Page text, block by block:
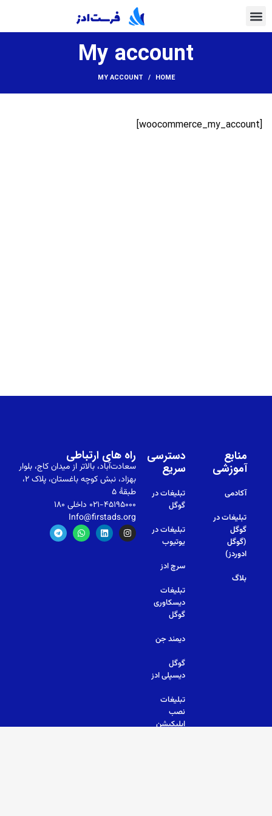
My account
HOME
MY ACCOUNT
[woocommerce_my_account]
دسترسی
سریع
تبلیغات در
گوگل
تبلیغات در
یوتیوب
سرچ ادز
تبلیغات
دیسکاوری
گوگل
دیمند جن
گوگل
دیسپلی ادز
تبلیغات
نصب
اپلیکیشن
منابع
آموزشی
آکادمی
تبلیغات در
گوگل
(گوگل
ادوردز)
بلاگ
راه های ارتباطی
سعادت‌آباد، بالاتر از میدان کاج، بلوار
بهزاد، نبش کوچه باغستان، پلاک ۲،
طبقهٔ ۵
۰۲۱-۴۵۱۹۵۰۰۰ داخلی ۱۸۰
Info@firstads.org